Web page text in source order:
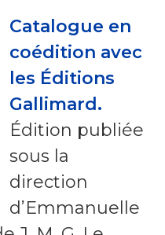
Catalogue en
coédition avec
les Éditions
Gallimard.
Édition publiée
sous la
direction
d’Emmanuelle